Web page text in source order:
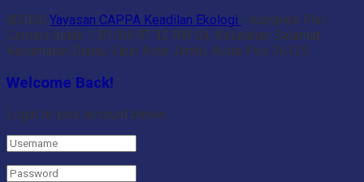
©2020 Yayasan CAPPA Keadilan Ekologi - Komplek Puri
Cemara Indah 1 B1/04 RT 32 RW 04, Kelurahan Selamat
Kecamatan Danau Sipin Kota Jambi. Kode Pos 36125.
Welcome Back!
Login to your account below